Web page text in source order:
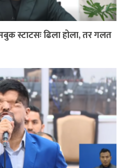
स्टाटसः ढिला होला, तर गलत